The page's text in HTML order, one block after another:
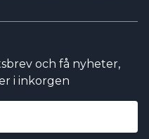
och få nyheter,
i inkorgen